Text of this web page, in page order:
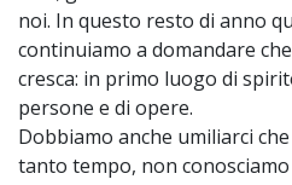
noi. In questo resto di anno
continuiamo a domandare
cresca: in primo luogo di
persone e di opere.
Dobbiamo anche umiliarci
tanto tempo, non